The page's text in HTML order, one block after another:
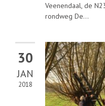
Veenendaal, de
rondweg De...
30
JAN
2018